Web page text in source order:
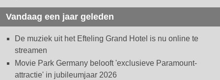
Vandaag een jaar geleden
De muziek uit het Efteling Grand Hotel is nu online te
streamen
Movie Park Germany belooft 'exclusieve Paramount-
attractie' in jubileumjaar 2026